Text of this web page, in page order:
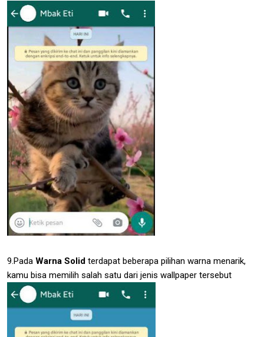
9.Pada Warna Solid terdapat beberapa pilihan warna menarik,
kamu bisa memilih salah satu dari jenis wallpaper tersebut